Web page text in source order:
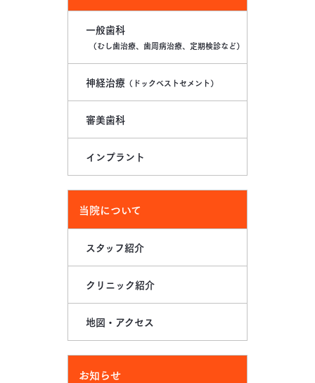
一般歯科
（むし歯治療、歯周病治療、定期検診など）
神経治療 （ドックベストセメント）
審美歯科
インプラント
当院について
スタッフ紹介
クリニック紹介
地図・アクセス
お知らせ